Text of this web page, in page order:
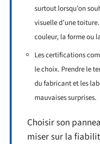
surtout lorsqu’on
visuelle d’une
couleur, la forme ou
Les certifications
le choix. Prendre le
du fabricant et les
mauvaises surprises.
Choisir son
miser sur la